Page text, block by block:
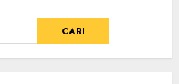
CARI